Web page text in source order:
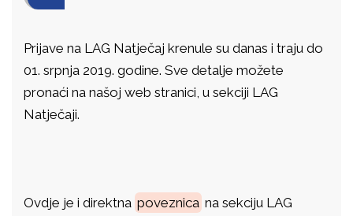
Prijave na LAG Natječaj krenule su danas i traju do
01. srpnja 2019. godine. Sve detalje možete
pronaći na našoj web stranici, u sekciji LAG
Natječaji.
Ovdje je i direktna poveznica na sekciju LAG